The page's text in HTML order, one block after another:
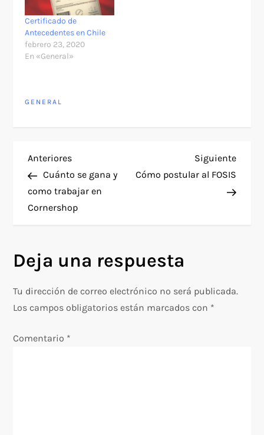
Certificado de
Antecedentes en Chile
febrero 23, 2020
En «General»
GENERAL
N
a
v
g
a
Entrada
anterior
Anteriores
Cuánto se gana y
como trabajar en
Cornershop
Siguiente
Cómo postular al FOSIS
Deja una respuesta
Tu dirección de correo electrónico no será publicada.
Los campos obligatorios están marcados con *
Comentario *